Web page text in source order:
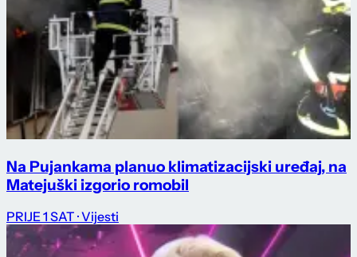
Na Pujankama planuo klimatizacijski uređaj, na
Matejuški izgorio romobil
PRIJE 1 SAT · Vijesti